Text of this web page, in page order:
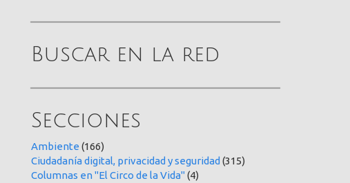
Buscar en la red
Secciones
Ambiente (166)
Ciudadanía digital, privacidad y seguridad (315)
Columnas en "El Circo de la Vida"(4)